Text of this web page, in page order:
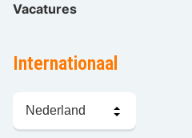
Vacatures
Internationaal
kiezen